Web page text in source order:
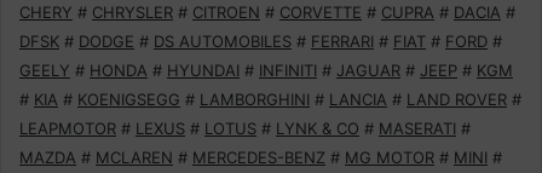
CHERY # CHRYSLER # CITROEN # CORVETTE # CUPRA # DACIA #
DFSK # DODGE # DS AUTOMOBILES # FERRARI # FIAT # FORD #
GEELY # HONDA # HYUNDAI # INFINITI # JAGUAR # JEEP # KGM
# KIA # KOENIGSEGG # LAMBORGHINI # LANCIA # LAND ROVER #
LEAPMOTOR # LEXUS # LOTUS # LYNK & CO # MASERATI #
MAZDA # MCLAREN # MERCEDES-BENZ # MG MOTOR # MINI #